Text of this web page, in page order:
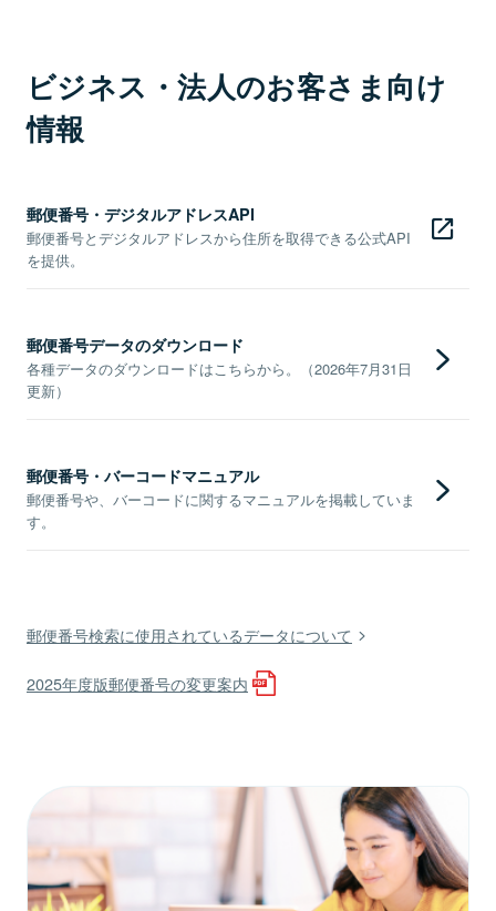
ビジネス・法人のお客さま向け
情報
郵便番号・デジタルアドレスAPI
郵便番号とデジタルアドレスから住所を取得できる公式API
を提供。
郵便番号データのダウンロード
各種データのダウンロードはこちらから。（2026年7月31日
更新）
郵便番号・バーコードマニュアル
郵便番号や、バーコードに関するマニュアルを掲載していま
す。
郵便番号検索に使用されているデータについて
2025年度版郵便番号の変更案内